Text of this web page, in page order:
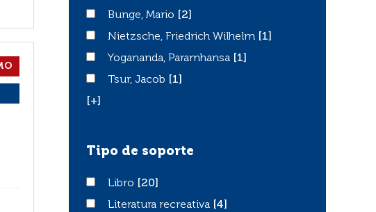
Bunge, Mario
Bunge, Mario
[2]
Nietzsche, Friedrich Wilhelm
Nietzsche, Friedrich Wilhelm
[1]
Yogananda, Paramhansa
Yogananda, Paramhansa
[1]
Tsur, Jacob
Tsur, Jacob
[1]
[+]
Tipo de soporte
LibroLibro
[20]
Literatura recreativa
Literatura recreativa [4]